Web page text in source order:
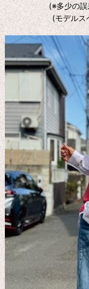
(※多少の
(モデルス